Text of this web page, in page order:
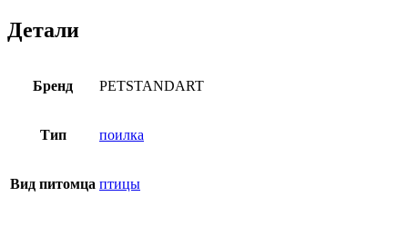
Детали
Бренд PETSTANDART
Тип поилка
Вид питомца птицы